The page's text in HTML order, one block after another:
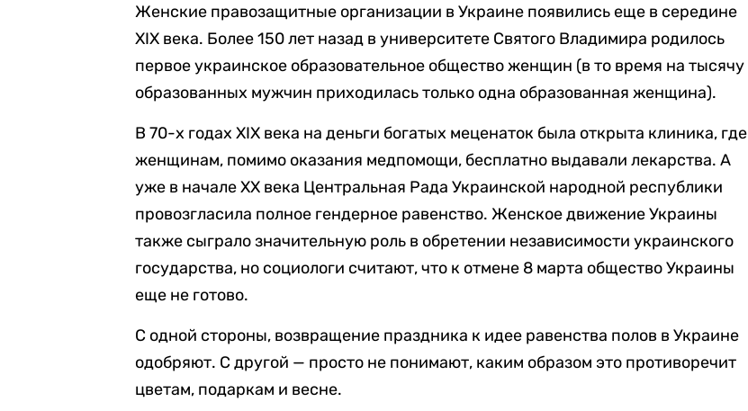
Женские правозащитные организации в Украине появились еще в середине
XIX века. Более 150 лет назад в университете Святого Владимира родилось
первое украинское образовательное общество женщин (в то время на тысячу
образованных мужчин приходилась только одна образованная женщина).
В 70-х годах XIX века на деньги богатых меценаток была открыта клиника, где
женщинам, помимо оказания медпомощи, бесплатно выдавали лекарства. А
уже в начале XX века Центральная Рада Украинской народной республики
провозгласила полное гендерное равенство. Женское движение Украины
также сыграло значительную роль в обретении независимости украинского
государства, но социологи считают, что к отмене 8 марта общество Украины
еще не готово.
С одной стороны, возвращение праздника к идее равенства полов в Украине
одобряют. С другой — просто не понимают, каким образом это противоречит
цветам, подаркам и весне.